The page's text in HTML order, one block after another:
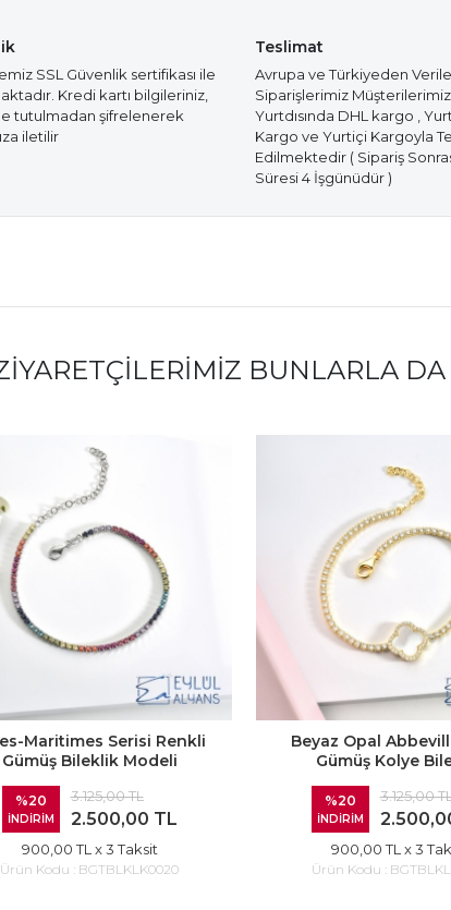
SSL Güvenlik sertifikası ile
Kredi kartı bilgileriniz,
tutulmadan şifrelenerek
iletilir
Teslimat
Avrupa ve Türkiyeden
Siparişlerimiz
Yurtdısında DHL kargo ,
Kargo ve Yurtiçi Kargoyla
Edilmektedir ( Sipariş
Süresi 4 İşgünüdür )
BUNLARLA
Maritimes Serisi Renkli
Gümüş Bileklik Modeli
%20
İNDİRİM
3.125,00 TL
2.500,00 TL
900,00 TL x 3 Taksit
Ürün Kodu : BGTBLKLK0020
Beyaz Opal
Gümüş Kolye
%20
İNDİRİM
3.125,00
900,00 TL x 3
Ürün Kodu :